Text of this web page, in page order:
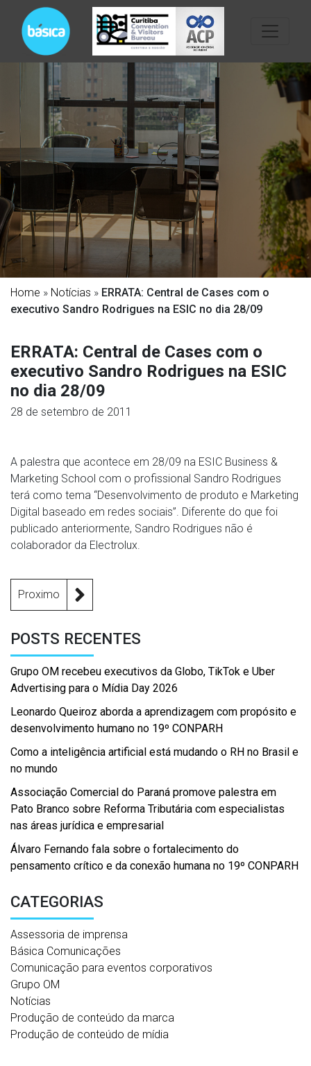
Home » Notícias » ERRATA: Central de Cases com o
executivo Sandro Rodrigues na ESIC no dia 28/09
ERRATA: Central de Cases com o
executivo Sandro Rodrigues na ESIC
no dia 28/09
28 de setembro de 2011
A palestra que acontece em 28/09 na ESIC Business &
Marketing School com o profissional Sandro Rodrigues
terá como tema “Desenvolvimento de produto e Marketing
Digital baseado em redes sociais”. Diferente do que foi
publicado anteriormente, Sandro Rodrigues não é
colaborador da Electrolux.
Proximo
POSTS RECENTES
Grupo OM recebeu executivos da Globo, TikTok e Uber
Advertising para o Mídia Day 2026
Leonardo Queiroz aborda a aprendizagem com propósito e
desenvolvimento humano no 19º CONPARH
Como a inteligência artificial está mudando o RH no Brasil e
no mundo
Associação Comercial do Paraná promove palestra em
Pato Branco sobre Reforma Tributária com especialistas
nas áreas jurídica e empresarial
Álvaro Fernando fala sobre o fortalecimento do
pensamento crítico e da conexão humana no 19º CONPARH
CATEGORIAS
Assessoria de imprensa
Básica Comunicações
Comunicação para eventos corporativos
Grupo OM
Notícias
Produção de conteúdo da marca
Produção de conteúdo de mídia